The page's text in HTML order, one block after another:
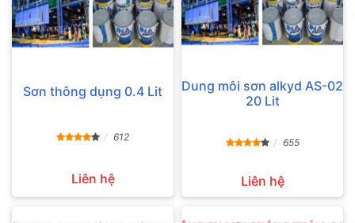
Sơn thông dụng 0.4 Lit
612
Liên hệ
Dung môi sơn alkyd AS-02
20 Lit
655
Liên hệ